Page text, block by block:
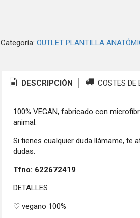
Categoría: OUTLET PLANTILLA
DESCRIPCIÓN COSTES DE
100% VEGAN, fabricado con
animal.
Si tienes cualquier duda llámame, te
dudas.
Tfno: 622672419
DETALLES
♡ vegano 100%